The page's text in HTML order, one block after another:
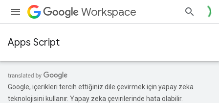
Workspace
Apps Script
Google, içerikleri tercih ettiğiniz dile çevirmek için yapay zeka
teknolojisini kullanır. Yapay zeka çevirilerinde hata olabilir.